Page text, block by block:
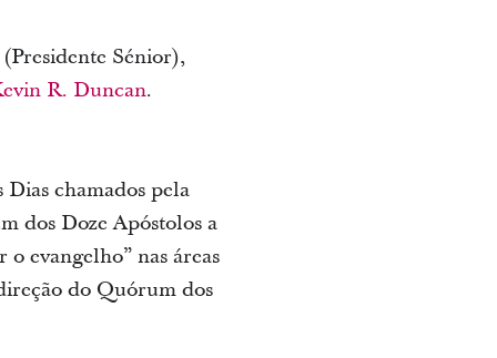
Sénior),
R. Duncan.
chamados pela
dos Doze Apóstolos a
evangelho” nas áreas
do Quórum dos